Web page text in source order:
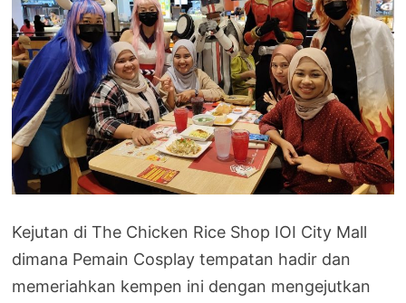
Kejutan di The Chicken Rice Shop IOI City Mall
dimana Pemain Cosplay tempatan hadir dan
memeriahkan kempen ini dengan mengejutkan